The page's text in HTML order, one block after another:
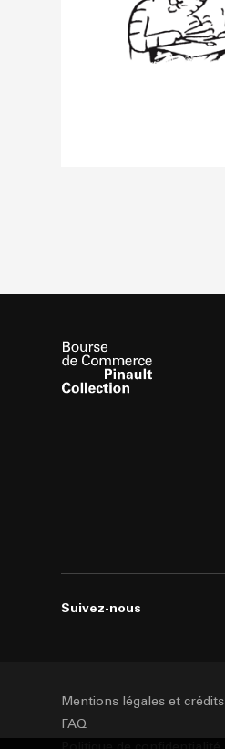
Suivez-nous
Mentions légales et crédits
FAQ